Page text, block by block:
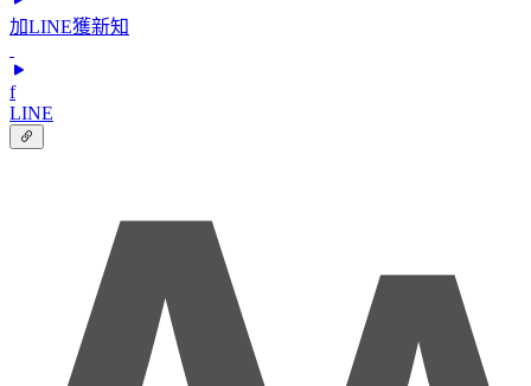
加LINE獲新知
f
LINE